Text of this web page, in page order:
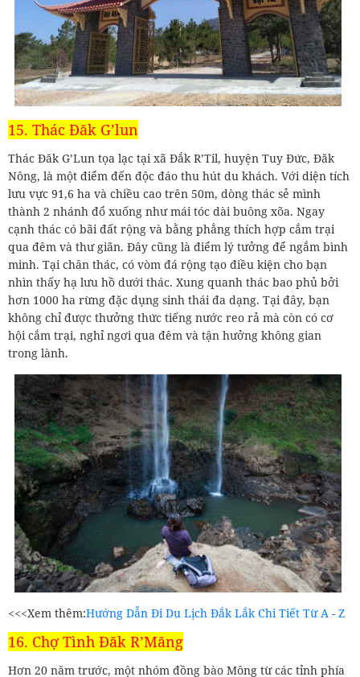
15. Thác Đăk G’lun
Thác Đăk G’Lun tọa lạc tại xã Đắk R’Til, huyện Tuy Đức, Đăk
Nông, là một điểm đến độc đáo thu hút du khách. Với diện tích
lưu vực 91,6 ha và chiều cao trên 50m, dòng thác sẻ mình
thành 2 nhánh đổ xuống như mái tóc dài buông xõa. Ngay
cạnh thác có bãi đất rộng và bằng phẳng thích hợp cắm trại
qua đêm và thư giãn. Đây cũng là điểm lý tưởng để ngắm bình
minh. Tại chân thác, có vòm đá rộng tạo điều kiện cho bạn
nhìn thấy hạ lưu hồ dưới thác. Xung quanh thác bao phủ bởi
hơn 1000 ha rừng đặc dụng sinh thái đa dạng. Tại đây, bạn
không chỉ được thưởng thức tiếng nước reo rả mà còn có cơ
hội cắm trại, nghỉ ngơi qua đêm và tận hưởng không gian
trong lành.
<<<Xem thêm:Hướng Dẫn Đi Du Lịch Đắk Lắk Chi Tiết Từ A - Z
16. Chợ Tình Đăk R’Măng
Hơn 20 năm trước, một nhóm đồng bào Mông từ các tỉnh phía